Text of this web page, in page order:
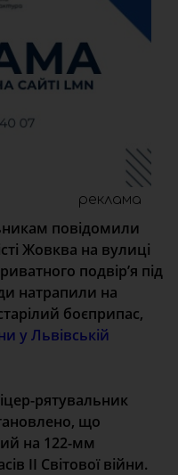
реклама
повідомили
Жовква на вулиці
подвір’я під
натрапили на
боєприпас,
у Львівській
рятувальник
що
на 122-мм
ІІ Світової війни.